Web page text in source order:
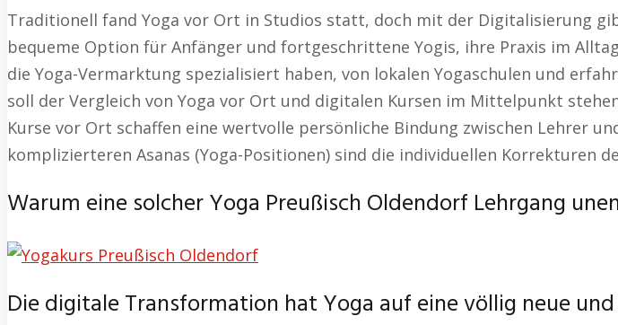
Traditionell fand Yoga vor Ort in Studios statt, doch mit der Digitalisierung
bequeme Option für Anfänger und fortgeschrittene Yogis, ihre Praxis im
die Yoga-Vermarktung spezialisiert haben, von lokalen Yogaschulen und
soll der Vergleich von Yoga vor Ort und digitalen Kursen im Mittelpunkt
Kurse vor Ort schaffen eine wertvolle persönliche Bindung zwischen Lehrer
komplizierteren Asanas (Yoga-Positionen) sind die individuellen Korrekturen
Warum eine solcher Yoga Preußisch Oldendorf Lehrgang
Die digitale Transformation hat Yoga auf eine völlig neue